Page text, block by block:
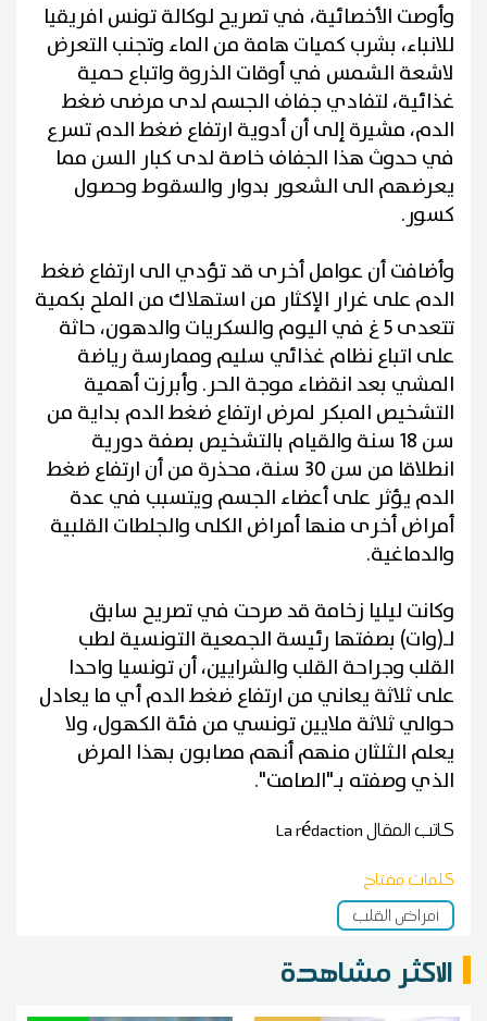
وأوصت الأخصائية، في تصريح لوكالة تونس افريقيا
للانباء، بشرب كميات هامة من الماء وتجنب التعرض
لاشعة الشمس في أوقات الذروة واتباع حمية
غذائية، لتفادي جفاف الجسم لدى مرضى ضغط
الدم، مشيرة إلى أن أدوية ارتفاع ضغط الدم تسرع
في حدوث هذا الجفاف خاصة لدى كبار السن مما
يعرضهم الى الشعور بدوار والسقوط وحصول
كسور.
وأضافت أن عوامل أخرى قد تؤدي الى ارتفاع ضغط
الدم على غرار الإكثار من استهلاك من الملح بكمية
تتعدى 5 غ في اليوم والسكريات والدهون، حاثة
على اتباع نظام غذائي سليم وممارسة رياضة
المشي بعد انقضاء موجة الحر. وأبرزت أهمية
التشخيص المبكر لمرض ارتفاع ضغط الدم بداية من
سن 18 سنة والقيام بالتشخيص بصفة دورية
انطلاقا من سن 30 سنة، محذرة من أن ارتفاع ضغط
الدم يؤثر على أعضاء الجسم ويتسبب في عدة
أمراض أخرى منها أمراض الكلى والجلطات القلبية
والدماغية.
وكانت ليليا زخامة قد صرحت في تصريح سابق
لـ(وات) بصفتها رئيسة الجمعية التونسية لطب
القلب وجراحة القلب والشرايين، أن تونسيا واحدا
على ثلاثة يعاني من ارتفاع ضغط الدم أي ما يعادل
حوالي ثلاثة ملايين تونسي من فئة الكهول، ولا
يعلم الثلثان منهم أنهم مصابون بهذا المرض
الذي وصفته بـ"الصامت".
كاتب المقالLa rédaction
كلمات مفتاح
أمراض القلب
الاكثر مشاهدة